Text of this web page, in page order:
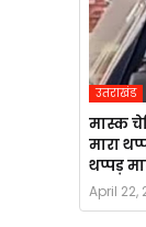
उतराखंड
मास्क
मारा
थप्पड़
April 22,